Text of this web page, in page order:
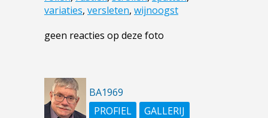
variaties, versleten, wijnoogst
geen reacties op deze foto
BA1969
PROFIEL
GALLERIJ